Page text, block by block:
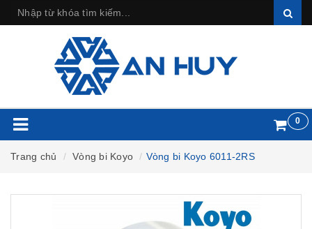
0
Trang chủ Vòng bi Koyo Vòng bi Koyo 6011-2RS